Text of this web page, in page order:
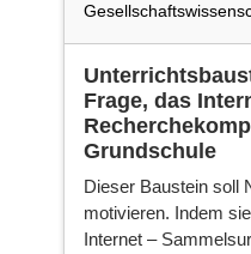
Frage, das
Grundschule
Dieser Baustein soll
motivieren. Indem
Internet –